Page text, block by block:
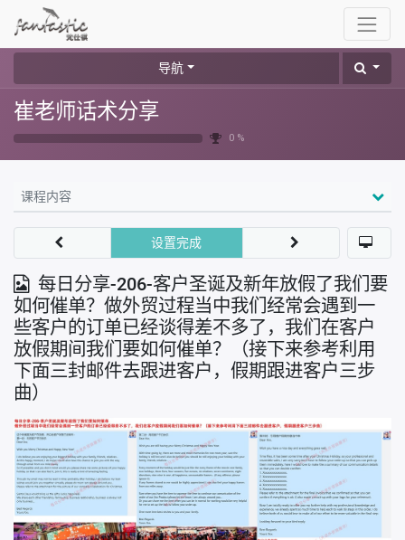
导航
崔老师话术分享
0 %
课程内容
每日分享-206-客户圣诞及新年放假了我们要
如何催单？做外贸过程当中我们经常会遇到一
些客户的订单已经谈得差不多了，我们在客户
放假期间我们要如何催单？（接下来参考利用
下面三封邮件去跟进客户，假期跟进客户三步
曲）
设置完成